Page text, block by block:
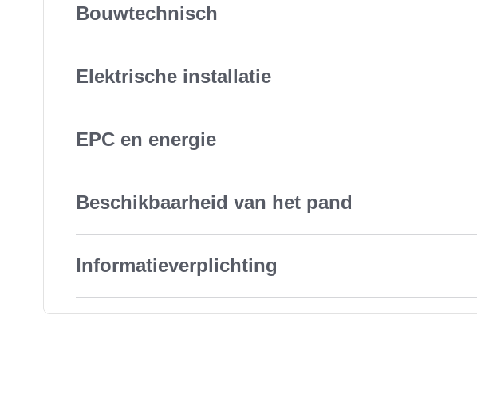
Bouwtechnisch
Elektrische installatie
EPC en energie
Beschikbaarheid van het pand
Informatieverplichting